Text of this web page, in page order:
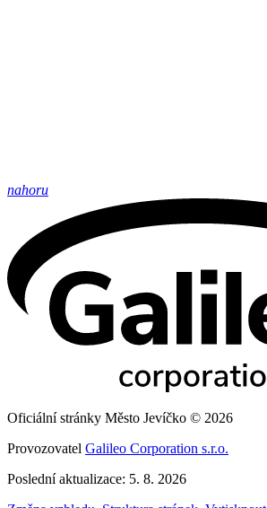
nahoru
Oficiální stránky Město Jevíčko © 2026
Provozovatel Galileo Corporation s.r.o.
Poslední aktualizace: 5. 8. 2026